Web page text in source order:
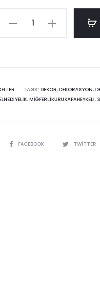
MİĞFERLİ
TAGS: DEKOR, DEKORASYON,
, MIĞFERLIKURUKAFAHEYKELI,
SHAREFACEBOOK TWITTER